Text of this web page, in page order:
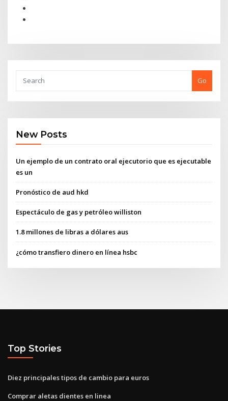
Go
New Posts
Un ejemplo de un contrato oral ejecutorio que es ejecutable
es un
Pronóstico de aud hkd
Espectáculo de gas y petróleo williston
1.8 millones de libras a dólares aus
¿cómo transfiero dinero en línea hsbc
Top Stories
Diez principales tipos de cambio para euros
Comprar aletas dientes en linea